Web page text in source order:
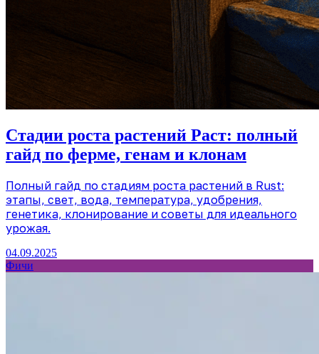
Стадии роста растений Раст: полный
гайд по ферме, генам и клонам
Полный гайд по стадиям роста растений в Rust:
этапы, свет, вода, температура, удобрения,
генетика, клонирование и советы для идеального
урожая.
04.09.2025
Фичи